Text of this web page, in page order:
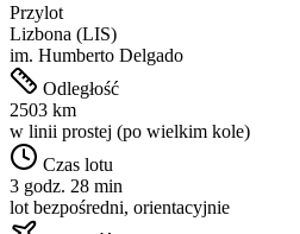
Przylot
Lizbona (LIS)
im. Humberto Delgado
Odległość
2503 km
w linii prostej (po wielkim kole)
Czas lotu
3 godz. 28 min
lot bezpośredni, orientacyjnie